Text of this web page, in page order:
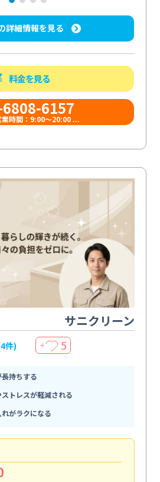
詳細情報を見る
料金を見る
6157
業時間：9:00〜20:00 ...
サニクリーン
件) ＋ 5
持ちする
トレスが軽減される
がラクになる